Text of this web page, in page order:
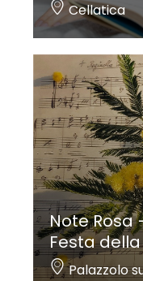
Cellatica
Note Rosa
Festa
Palazzolo